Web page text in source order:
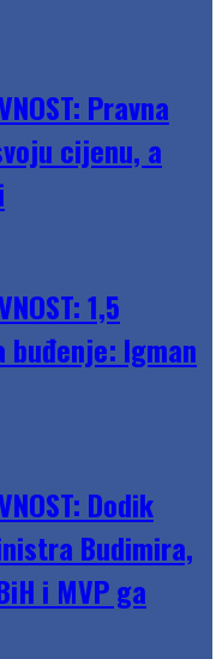
Pravna
cijenu, a
1,5
buđenje: Igman
Dodik
Budimira,
i MVP ga